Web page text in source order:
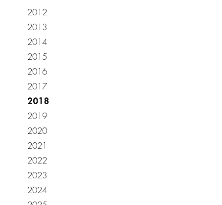
2012
2013
2014
2015
2016
2017
2018
2019
2020
2021
2022
2023
2024